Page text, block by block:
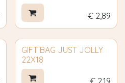
€ 2,89
GIFT BAG JUST JOLLY
22X18
€ 2,19